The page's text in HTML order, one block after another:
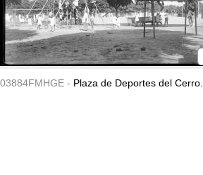
03884FMHGE - Plaza de Deportes del Cerro.